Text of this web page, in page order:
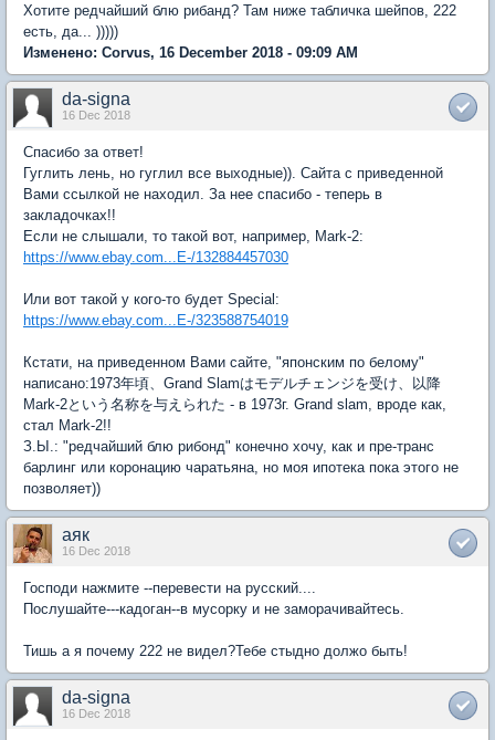
Хотите редчайший блю рибанд? Там ниже табличка шейпов, 222
есть, да... )))))
Изменено: Corvus, 16 December 2018 - 09:09 AM
da-signa
16 Dec 2018
Спасибо за ответ!
Гуглить лень, но гуглил все выходные)). Сайта с приведенной
Вами ссылкой не находил. За нее спасибо - теперь в
закладочках!!
Если не слышали, то такой вот, например, Mark-2:
https://www.ebay.com...E-/132884457030
Или вот такой у кого-то будет Special:
https://www.ebay.com...E-/323588754019
Кстати, на приведенном Вами сайте, "японским по белому"
написано:1973年頃、Grand Slamはモデルチェンジを受け、以降
Mark-2という名称を与えられた - в 1973г. Grand slam, вроде как,
стал Mark-2!!
З.Ы.: "редчайший блю рибонд" конечно хочу, как и пре-транс
барлинг или коронацию чаратьяна, но моя ипотека пока этого не
позволяет))
аяк
16 Dec 2018
Господи нажмите --перевести на русский....
Послушайте---кадоган--в мусорку и не заморачивайтесь.
Тишь а я почему 222 не видел?Тебе стыдно должо быть!
da-signa
16 Dec 2018